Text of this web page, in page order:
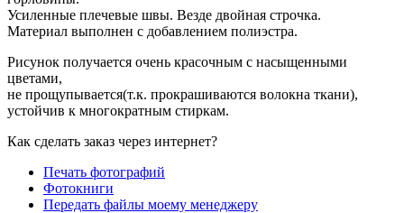
Усиленные плечевые швы. Везде двойная строчка.
Материал выполнен с добавлением полиэстра.
Рисунок получается очень красочным с насыщенными
цветами,
не прощупывается(т.к. прокрашиваются волокна ткани),
устойчив к многократным стиркам.
Как сделать заказ через интернет?
Печать фотографий
Фотокниги
Передать файлы моему менеджеру